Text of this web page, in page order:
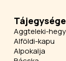
Aggteleki-
Alföldi-kapu
Alpokalja